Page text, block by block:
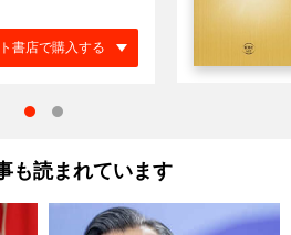
書店で購入する
も読まれています